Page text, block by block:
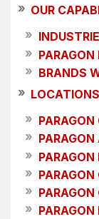
» OUR
»
» PARAGON
» BRANDS
» LOCATIONS
» PARAGON
»
» PARAGON
»
» PARAGON
» PARAGON